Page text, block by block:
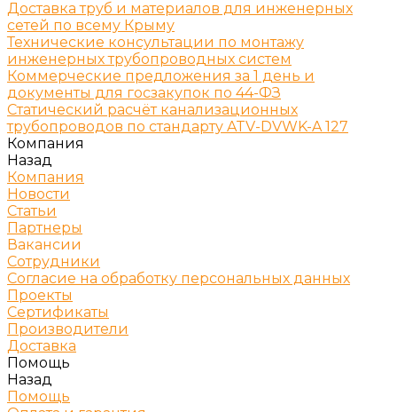
Доставка труб и материалов для инженерных
сетей по всему Крыму
Технические консультации по монтажу
инженерных трубопроводных систем
Коммерческие предложения за 1 день и
документы для госзакупок по 44-ФЗ
Статический расчёт канализационных
трубопроводов по стандарту ATV-DVWK-A 127
Компания
Назад
Компания
Новости
Статьи
Партнеры
Вакансии
Сотрудники
Согласие на обработку персональных данных
Проекты
Сертификаты
Производители
Доставка
Помощь
Назад
Помощь